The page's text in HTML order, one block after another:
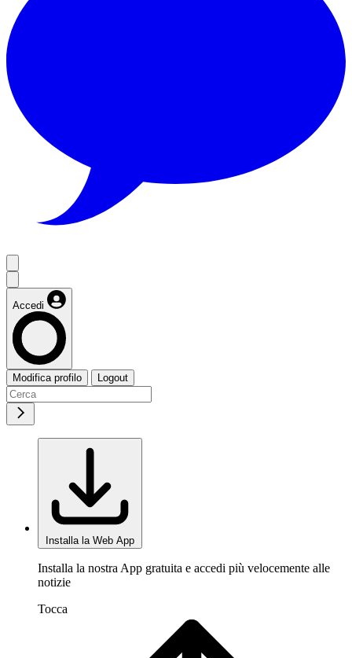
Accedi
Modifica profilo Logout
Installa la Web App
Installa la nostra App gratuita e accedi più velocemente alle
notizie
Tocca